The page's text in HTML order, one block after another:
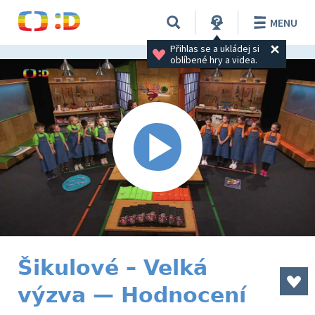
Přihlas se a ukládej si
oblíbené hry a videa.
MENU
Šikulové – Velká
výzva — Hodnocení